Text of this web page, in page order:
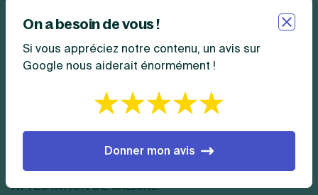
[Nom de l'employeur]
[Adresse de l'employeur]
ATTESTATION DE SALAIRE
On a besoin de vous !
Si vous appréciez notre contenu, un avis sur
Google nous aiderait énormément !
Donner mon avis